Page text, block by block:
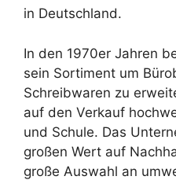
in Deutschland.
In den 1970er Jahren
sein Sortiment um
Schreibwaren zu
auf den Verkauf
und Schule. Das
großen Wert auf
große Auswahl an